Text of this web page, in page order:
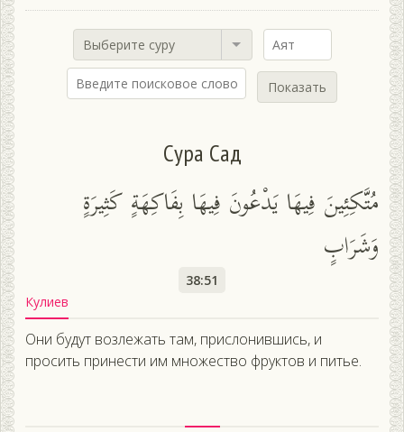
Выберите суру
Показать
Сура Сад
مُتَّكِئِينَ فِيهَا يَدْعُونَ فِيهَا بِفَاكِهَةٍ كَثِيرَةٍ
وَشَرَابٍ
38:51
Кулиев
Они будут возлежать там, прислонившись, и
просить принести им множество фруктов и питье.